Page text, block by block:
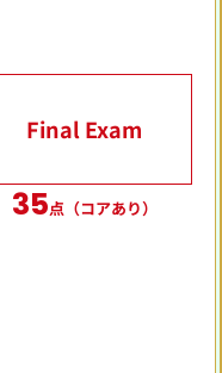
Final Exam
35点（コアあり）